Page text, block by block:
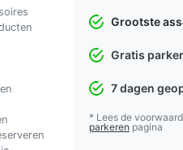
Grootste
Gratis
7 dagen
* Lees de
parkeren pagina